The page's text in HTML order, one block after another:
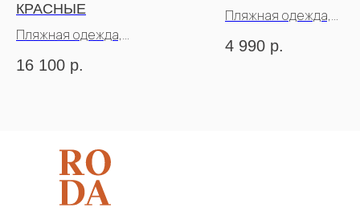
КРАСНЫЕ
Пляжная одежда,
16 100 р.
Пляжная одежда,
4 990 р.